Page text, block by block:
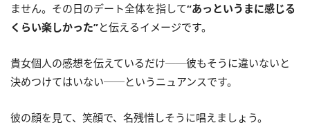
ません。その日のデート全体を指して“あっというまに感じる
くらい楽しかった”と伝えるイメージです。
貴女個人の感想を伝えているだけ──彼もそうに違いないと
決めつけてはいない──というニュアンスです。
彼の顔を見て、笑顔で、名残惜しそうに唱えましょう。